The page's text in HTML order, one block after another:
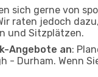
sich gerne von
raten jedoch
und Sitzplätzen.
Angebote an:
- Durham. Wenn